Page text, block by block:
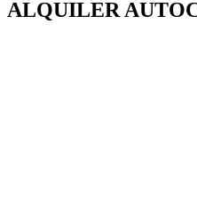
ALQUILER